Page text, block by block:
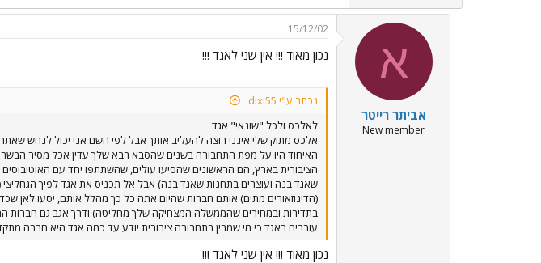
א
אביתר רייטר
New member
15/12/02
נכון מאוד !!! אין שני לאגד !!!
נכתב ע"י dixi55:
לאלכס ולכל "שונאי" אגד
אלכס מתוק שלי אינני רוצה להעליב אותך אבל לפי השם אני יכול לנחש
האיחוד היו על מפת התחבורה בשנים שהסבא רבא שלך עדין אכל מסיר
הציבורית בארץ, הם הראשונים שהסיעו עולים, שהשתתפו יחד עם
שאגד בנה ועוצרים בתחנות שאגד בנה) אבל אל תכניס את אגד לפיך
(הדינוזאורים מתים) אותם חברות שהיום אתה כל כך מהלל אותם, יסעו לאן
בתדירות ובמחירים שהממשלה המצחיקה שלך מחליטה) ודרך אגב גם חברות
עוברים באגד כי מי שמבין בתחבורה ציבורית יודע עד כמה אגד היא חברה
נכון מאוד !!! אין שני לאגד !!!